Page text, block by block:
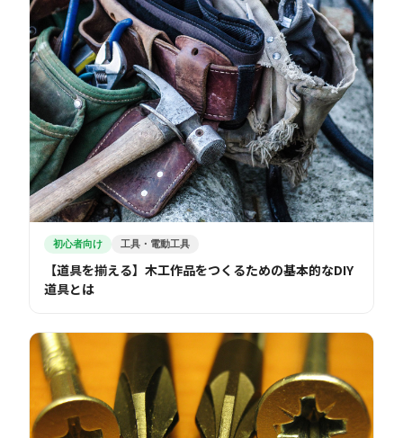
初心者向け 工具・電動工具
【道具を揃える】木工作品をつくるための基本的なDIY
道具とは